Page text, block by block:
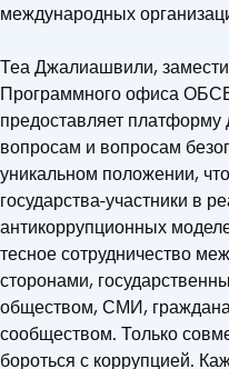
международных
Теа Джалиашвили,
Программного офиса
предоставляет платформу
вопросам и вопросам
уникальном положении,
государства-участники в
антикоррупционных
тесное сотрудничество
сторонами,
обществом, СМИ,
сообществом. Только
бороться с коррупцией.